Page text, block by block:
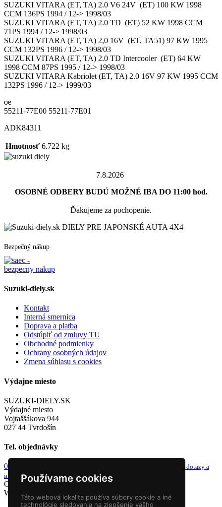
Používame cookies
Táto webová lokalita používa súbory cookie a iné
technológie sledovania na zlepšenie vášho
SUZUKI VITARA (ET, TA) 2.0 V6 24V (ET) 100 KW 1998
CCM 136PS 1994 / 12-> 1998/03
SUZUKI VITARA (ET, TA) 2.0 TD (ET) 52 KW 1998 CCM
71PS 1994 / 12-> 1998/03
SUZUKI VITARA (ET, TA) 2,0 16V (ET, TA51) 97 KW 1995
CCM 132PS 1996 / 12-> 1998/03
SUZUKI VITARA (ET, TA) 2.0 TD Intercooler (ET) 64 KW
1998 CCM 87PS 1995 / 12-> 1998/03
SUZUKI VITARA Kabriolet (ET, TA) 2.0 16V 97 KW 1995 CCM
132PS 1996 / 12-> 1999/03
oe
55211-77E00 55211-77E01
ADK84311
Hmotnosť 6.722 kg
7.8.2026
OSOBNÉ ODBERY BUDÚ MOŽNÉ IBA DO 11:00 hod.
Ďakujeme za pochopenie.
DIELY PRE JAPONSKÉ AUTA 4X4
Bezpečný nákup
Suzuki-diely.sk
Kontakt
Interná smernica
Doprava a platba
Odstúpiť od zmluvy TU
Obchodné podmienky
Ochrany osobných údajov
Zmena súhlasu s cookies
Výdajne miesto
SUZUKI-DIELY.SK
Výdajné miesto
Vojtaššákova 944
027 44 Tvrdošín
Tel. objednávky
0949 243 982
email pre dotazy a
iné
Copyright © 2026 Suzuki diely. Všetky práva vyhradené.
Webstránky
NEONUS s.r.o.